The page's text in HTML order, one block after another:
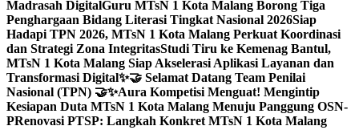
Madrasah DigitalGuru MTsN 1 Kota Malang Borong Tiga
Penghargaan Bidang Literasi Tingkat Nasional 2026Siap
Hadapi TPN 2026, MTsN 1 Kota Malang Perkuat Koordinasi
dan Strategi Zona IntegritasStudi Tiru ke Kemenag Bantul,
MTsN 1 Kota Malang Siap Akselerasi Aplikasi Layanan dan
Transformasi Digital✨🤝 Selamat Datang Team Penilai
Nasional (TPN) 🤝✨Aura Kompetisi Menguat! Mengintip
Kesiapan Duta MTsN 1 Kota Malang Menuju Panggung OSN-
PRenovasi PTSP: Langkah Konkret MTsN 1 Kota Malang